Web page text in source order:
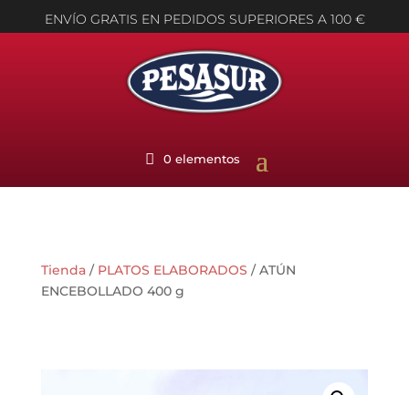
ENVÍO GRATIS EN PEDIDOS SUPERIORES A 100 €
0 elementos
Tienda/ PLATOS ELABORADOS / ATÚN
ENCEBOLLADO 400 g